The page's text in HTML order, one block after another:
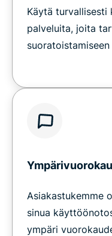
Käytä turvallisesti
palveluita, joita
Asiakastukemme
sinua
ympäri